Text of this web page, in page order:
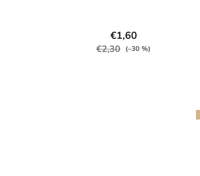
€1,60
€2,30 (–30 %)